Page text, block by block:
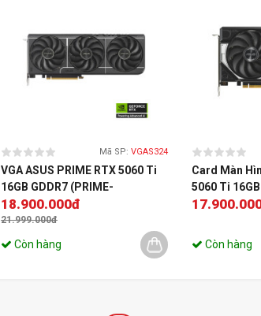
Mã SP: VGAS324
VGA ASUS PRIME RTX 5060 Ti
16GB GDDR7 (PRIME-
RTX5060TI-16G)
18.900.000đ
21.999.000đ
Còn hàng
Card Màn
5060 Ti
RTX5060TI-
Còn hàng